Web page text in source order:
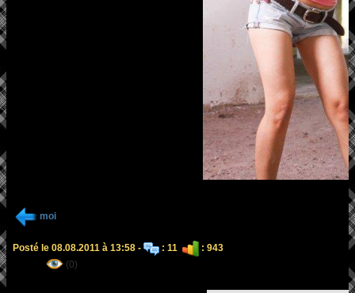
moi
Posté le 08.08.2011 à 13:58 - : 11
: 943
(0)